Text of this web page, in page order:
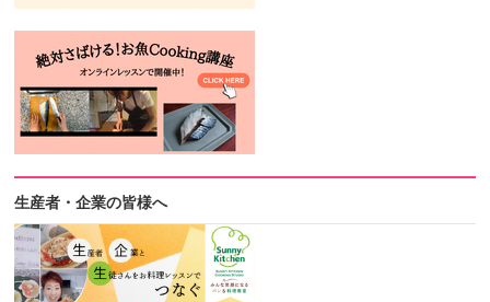
生産者・企業の皆様へ